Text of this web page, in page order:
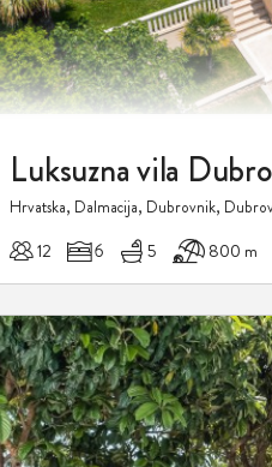
Luksuzna vila
Hrvatska, Dalmacija, Dubrovnik,
12 6 5 800 m
Dodaj
u
favorite